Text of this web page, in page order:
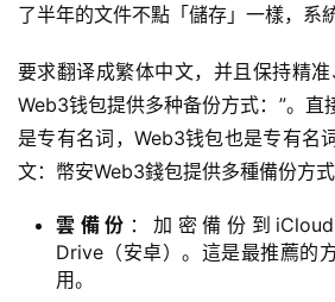
了半年的文件不點「儲存」一樣，系
要求翻译成繁体中文，并且保持精
Web3钱包提供多种备份方式：”。直
是专有名词，Web3钱包也是专有名
文：幣安Web3錢包提供多種備份方式
雲備份 ：加密備份到
Drive（安卓）。這是最推薦的
用。